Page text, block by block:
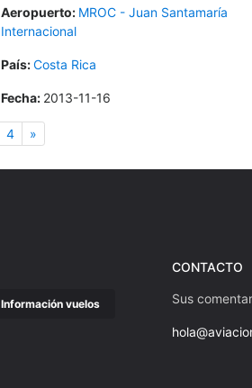
Aeropuerto: MROC - Juan Santamaría
Internacional
País:Costa Rica
Fecha: 2013-11-16
4 »Siguiente
Información vuelos
CONTACTO
Sus